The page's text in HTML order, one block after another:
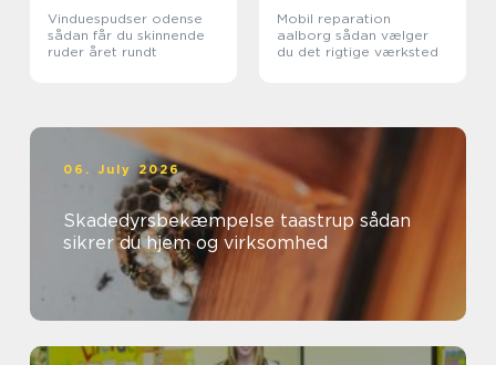
Vinduespudser odense
sådan får du skinnende
ruder året rundt
Mobil reparation
aalborg sådan vælger
du det rigtige værksted
06. July 2026
Skadedyrsbekæmpelse taastrup sådan
sikrer du hjem og virksomhed